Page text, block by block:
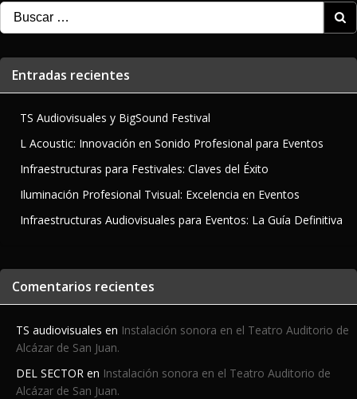
Buscar:
Entradas recientes
TS Audiovisuales y BigSound Festival
L Acoustic: Innovación en Sonido Profesional para Eventos
Infraestructuras para Festivales: Claves del Éxito
Iluminación Profesional Tvisual: Excelencia en Eventos
Infraestructuras Audiovisuales para Eventos: La Guía Definitiva
Comentarios recientes
TS audiovisuales en Instalación sonora en el Teatro Auditorio de
Alcázar de San Juan.
DEL SECTOR en Instalación sonora en el Teatro Auditorio de
Alcázar de San Juan.